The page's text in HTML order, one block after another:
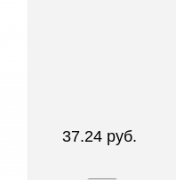
37.24 руб.